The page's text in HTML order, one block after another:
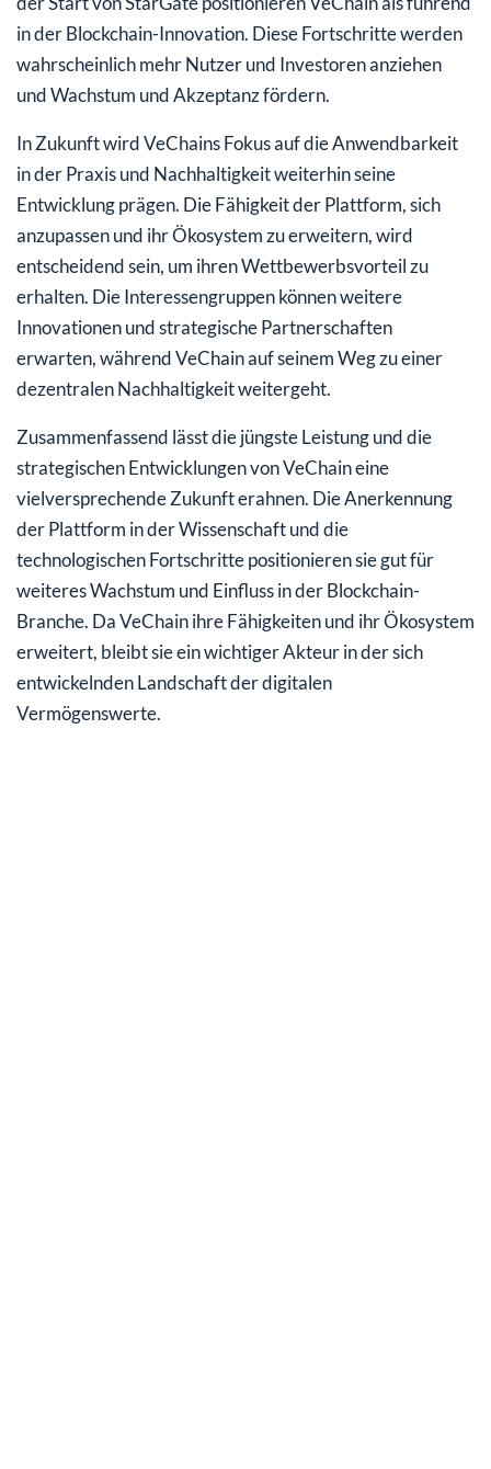
in der Blockchain-Innovation. Diese Fortschritte werden
wahrscheinlich mehr Nutzer und Investoren anziehen
und Wachstum und Akzeptanz fördern.
In Zukunft wird VeChains Fokus auf die Anwendbarkeit
in der Praxis und Nachhaltigkeit weiterhin seine
Entwicklung prägen. Die Fähigkeit der Plattform, sich
anzupassen und ihr Ökosystem zu erweitern, wird
entscheidend sein, um ihren Wettbewerbsvorteil zu
erhalten. Die Interessengruppen können weitere
Innovationen und strategische Partnerschaften
erwarten, während VeChain auf seinem Weg zu einer
dezentralen Nachhaltigkeit weitergeht.
Zusammenfassend lässt die jüngste Leistung und die
strategischen Entwicklungen von VeChain eine
vielversprechende Zukunft erahnen. Die Anerkennung
der Plattform in der Wissenschaft und die
technologischen Fortschritte positionieren sie gut für
weiteres Wachstum und Einfluss in der Blockchain-
Branche. Da VeChain ihre Fähigkeiten und ihr Ökosystem
erweitert, bleibt sie ein wichtiger Akteur in der sich
entwickelnden Landschaft der digitalen
Vermögenswerte.